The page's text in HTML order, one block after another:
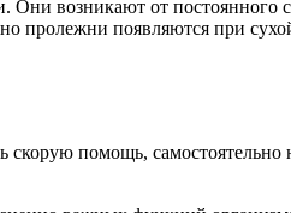
возникают от постоянного
появляются при
помощь,